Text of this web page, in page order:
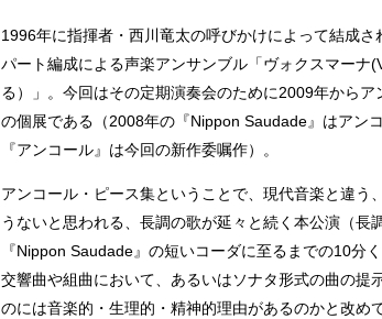
1996年に指揮者・西川竜太の呼びかけによって結成
パート編成による声楽アンサンブル「ヴォクスマーナ
る）」。今回はその定期演奏会のために2009年から
の個展である（2008年の『Nippon Saudade』はアン
『アンコール』は今回の新作委嘱作）。
アンコール・ピース集ということで、現代音楽と違
うないと思われる、長調の歌が延々と続く本公演（長
『Nippon Saudade』の短いコーダに至るまでの10分
交響曲や組曲において、あるいはソナタ形式の曲の提
のには音楽的・生理的・精神的理由があるのかと改